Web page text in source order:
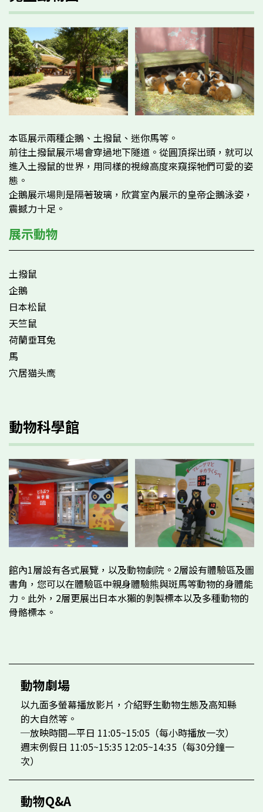
本區展示兩種企鵝、土撥鼠、迷你馬等。
前往土撥鼠展示場會穿過地下隧道。從圓頂探出頭，就可以
進入土撥鼠的世界，用同樣的視線高度來窺探牠們可愛的姿
態。
企鵝展示場則是隔著玻璃，欣賞室內展示的皇帝企鵝泳姿，
震撼力十足。
展示動物
土撥鼠
企鵝
日本松鼠
天竺鼠
荷蘭垂耳兔
馬
穴居猫头鹰
動物科學館
館內1層設有各式展覽，以及動物劇院。2層設有體驗區及圖
書角，您可以在體驗區中親身體驗熊與斑馬等動物的身體能
力。此外，2層更展出日本水獺的剝製標本以及多種動物的
骨骼標本。
動物劇場
以九面多螢幕播放影片，介紹野生動物生態及高知縣
的大自然等。
─放映時間—平日 11:05~15:05（每小時播放一次）
週末例假日 11:05~15:35 12:05~14:35（每30分鐘一
次）
動物Q&A